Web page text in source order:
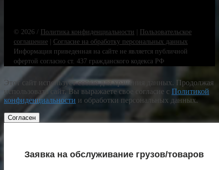
© 2026 / Политика конфиденциальности | Пользовательское
соглашение | Согласие на обработку персональных данных
Информация приведенная на сайте не является публичной
офертой согласно ст. 437 гражданского кодекса РФ
Этот сайт использует cookie для хранения данных. Продолжая
использовать сайт, Вы выражаете свое согласие с Политикой
конфиденциальности и обработки персональных данных.
Согласен
Заявка на обслуживание грузов/товаров